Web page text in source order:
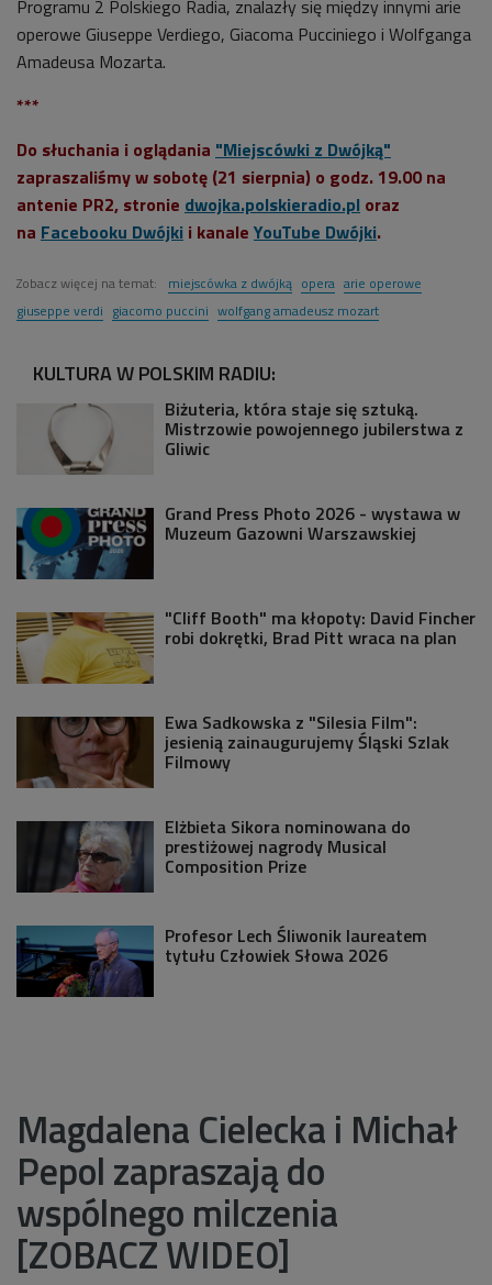
Programu 2 Polskiego Radia, znalazły się między innymi arie
operowe Giuseppe Verdiego, Giacoma Pucciniego i Wolfganga
Amadeusa Mozarta.
***
Do słuchania i oglądania "Miejscówki z Dwójką"
zapraszaliśmy w sobotę (21 sierpnia) o godz. 19.00 na
antenie PR2, stronie dwojka.polskieradio.pl oraz
na Facebooku Dwójki i kanale YouTube Dwójki.
Zobacz więcej na temat: miejscówka z dwójką opera arie operowe
giuseppe verdi giacomo puccini wolfgang amadeusz mozart
KULTURA W POLSKIM RADIU:
Biżuteria, która staje się sztuką.
Mistrzowie powojennego jubilerstwa z
Gliwic
Grand Press Photo 2026 - wystawa w
Muzeum Gazowni Warszawskiej
"Cliff Booth" ma kłopoty: David Fincher
robi dokrętki, Brad Pitt wraca na plan
Ewa Sadkowska z "Silesia Film":
jesienią zainaugurujemy Śląski Szlak
Filmowy
Elżbieta Sikora nominowana do
prestiżowej nagrody Musical
Composition Prize
Profesor Lech Śliwonik laureatem
tytułu Człowiek Słowa 2026
Magdalena Cielecka i Michał
Pepol zapraszają do
wspólnego milczenia
[ZOBACZ WIDEO]